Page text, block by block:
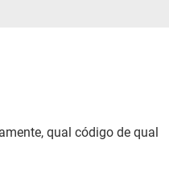
qual código de qual